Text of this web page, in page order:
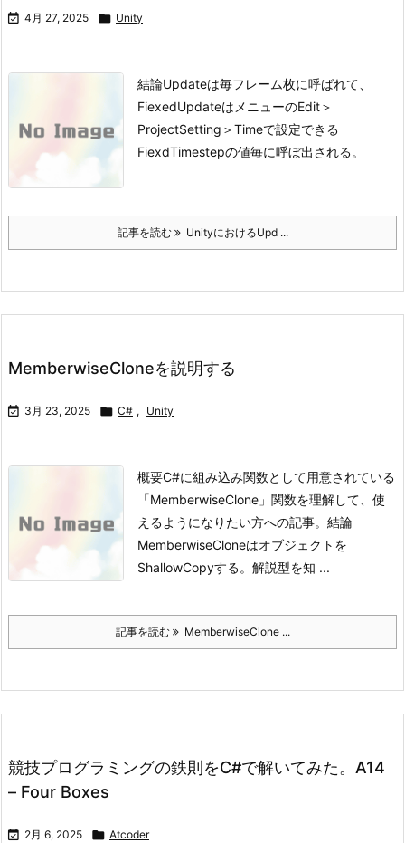
 4月 27, 2025  Unity
結論Updateは毎フレーム枚に呼ばれて、
FiexedUpdateはメニューのEdit＞
ProjectSetting＞Timeで設定できる
FiexdTimestepの値毎に呼ぼ出される。
記事を読む UnityにおけるUpd ...
MemberwiseCloneを説明する
 3月 23, 2025  C# , Unity
概要C#に組み込み関数として用意されている
「MemberwiseClone」関数を理解して、使
えるようになりたい方への記事。 結論
MemberwiseCloneはオブジェクトを
ShallowCopyする。 解説型を知 ...
記事を読む MemberwiseClone ...
競技プログラミングの鉄則をC#で解いてみた。A14
– Four Boxes
 2月 6, 2025  Atcoder